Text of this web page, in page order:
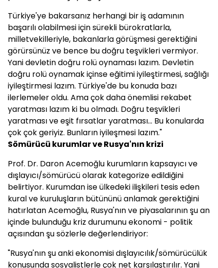
Türkiye'ye bakarsanız herhangi bir iş adamının
başarılı olabilmesi için sürekli bürokratlarla,
milletvekilleriyle, bakanlarla görüşmesi gerektiğini
görürsünüz ve bence bu doğru teşvikleri vermiyor.
Yani devletin doğru rolü oynaması lazım. Devletin
doğru rolü oynamak içinse eğitimi iyileştirmesi, sağlığı
iyileştirmesi lazım. Türkiye'de bu konuda bazı
ilerlemeler oldu. Ama çok daha önemlisi rekabet
yaratması lazım ki bu olmadı. Doğru teşvikleri
yaratması ve eşit fırsatlar yaratması... Bu konularda
çok çok geriyiz. Bunların iyileşmesi lazım."
Sömürücü kurumlar ve Rusya'nın krizi
Prof. Dr. Daron Acemoğlu kurumların kapsayıcı ve
dışlayıcı/sömürücü olarak kategorize edildiğini
belirtiyor. Kurumdan ise ülkedeki ilişkileri tesis eden
kural ve kuruluşların bütününü anlamak gerektiğini
hatırlatan Acemoğlu, Rusya'nın ve piyasalarının şu an
içinde bulunduğu kriz durumunu ekonomi - politik
açısından şu sözlerle değerlendiriyor:
"Rusya'nın şu anki ekonomisi dışlayıcılık/sömürücülük
konusunda sosyalistlerle çok net karşılaştırılır. Yani